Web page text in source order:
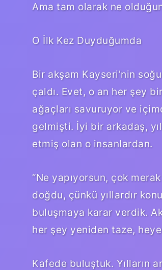
Ama tam olarak ne
O İlk Kez Duyduğumda
Bir akşam Kayseri’nin
çaldı. Evet, o an her şey
ağaçları savuruyor ve
gelmişti. İyi bir arkadaş,
etmiş olan o insanlardan.
“Ne yapıyorsun, çok
doğdu, çünkü yıllardır
buluşmaya karar verdik.
her şey yeniden taze,
Kafede buluştuk. Yılların